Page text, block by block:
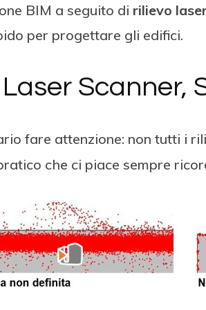
BIM a seguito di rilievo
per progettare gli edifici.
Scanner,
fare attenzione: non tutti i
che ci piace sempre